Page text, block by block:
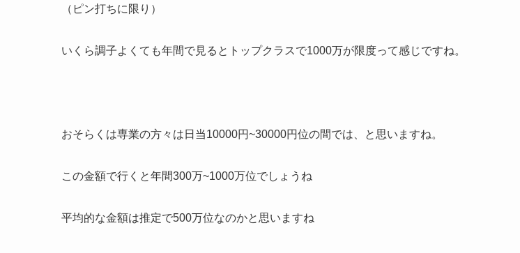
（ピン打ちに限り）
いくら調子よくても年間で見るとトップクラスで1000万が限度って感じですね。
おそらくは専業の方々は日当10000円~30000円位の間では、と思いますね。
この金額で行くと年間300万~1000万位でしょうね
平均的な金額は推定で500万位なのかと思いますね